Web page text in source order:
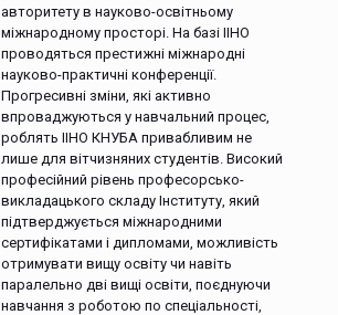
авторитету в науково-освітньому
міжнародному просторі. На базі ІІНО
проводяться престижні міжнародні
науково-практичні конференції.
Прогресивні зміни, які активно
впроваджуються у навчальний процес,
роблять ІІНО КНУБА привабливим не
лише для вітчизняних студентів. Високий
професійний рівень професорсько-
викладацького складу Інституту, який
підтверджується міжнародними
сертифікатами і дипломами, можливість
отримувати вищу освіту чи навіть
паралельно дві вищі освіти, поєднуючи
навчання з роботою по спеціальності,